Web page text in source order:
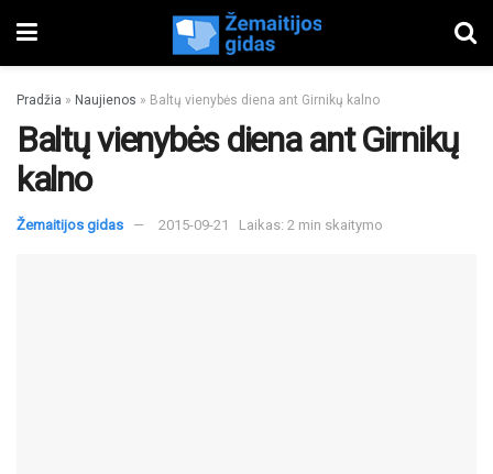
Pradžia » Naujienos » Baltų vienybės diena ant Girnikų kalno
Baltų vienybės diena ant Girnikų
kalno
Žemaitijos gidas 2015-09-21 Laikas: 2 min skaitymo